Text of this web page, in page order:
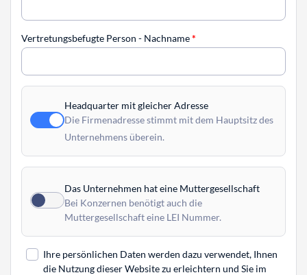
Vertretungsbefugte Person - Nachname*
Headquarter mit gleicher Adresse
Die Firmenadresse stimmt mit dem Hauptsitz des
Unternehmens überein.
Das Unternehmen hat eine Muttergesellschaft
Bei Konzernen benötigt auch die
Muttergesellschaft eine LEI Nummer.
Ihre persönlichen Daten werden dazu verwendet, Ihnen
die Nutzung dieser Website zu erleichtern und Sie im